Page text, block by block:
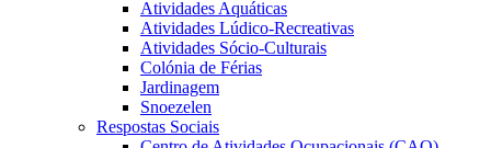
Atividades Aquáticas
Atividades Lúdico-Recreativas
Atividades Sócio-Culturais
Colónia de Férias
Jardinagem
Snoezelen
Respostas Sociais